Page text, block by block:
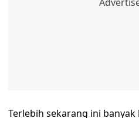
Terlebih sekarang ini